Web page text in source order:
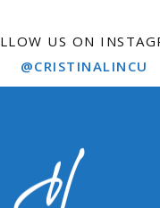
US ON
@CRISTINALINCU